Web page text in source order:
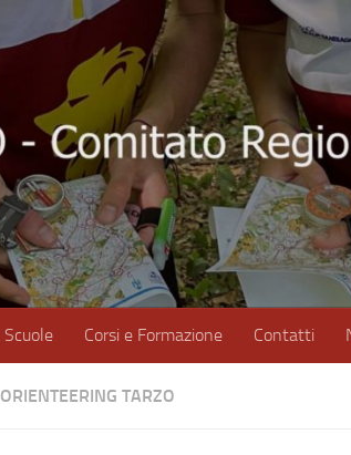
Scuole Corsi e Formazione Contatti
ORIENTEERING TARZO